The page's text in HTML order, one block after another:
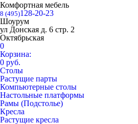
Комфортная мебель
8 (495)128-20-23
Шоурум
ул Донская д. 6 стр. 2
Октябрьская
0
Корзина:
0 руб.
Столы
Растущие парты
Компьютерные столы
Настольные платформы
Рамы (Подстолье)
Кресла
Растущие кресла